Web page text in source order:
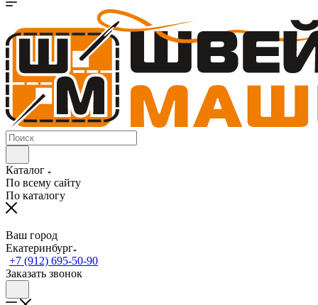
Каталог
По всему сайту
По каталогу
Ваш город
Екатеринбург
+7 (912) 695-50-90
Заказать звонок